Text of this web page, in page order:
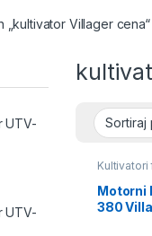
Villager cena“
Kultivatori
Motorni
380
UTV-
UTV-